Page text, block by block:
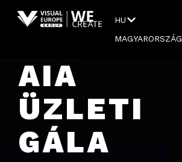
HU
MAGYARORSZÁG
AIA
ÜZLETI
GÁLA